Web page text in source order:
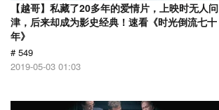
【越哥】私藏了20多年的爱情片，上映时无人问
津，后来却成为影史经典！速看《时光倒流七十
年》
# 549
2019-05-03 01:03